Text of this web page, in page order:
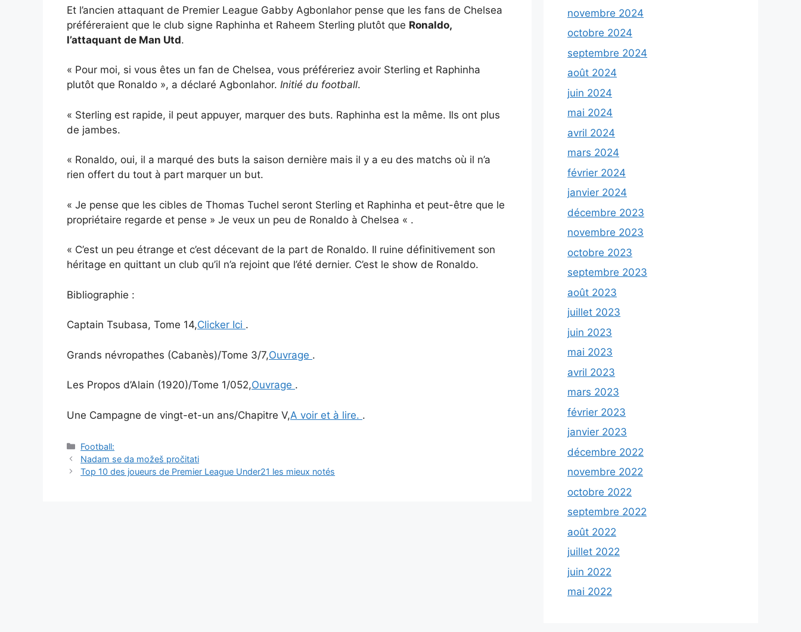
Et l’ancien attaquant de Premier League Gabby Agbonlahor pense que les fans de Chelsea
préféreraient que le club signe Raphinha et Raheem Sterling plutôt que Ronaldo,
l’attaquant de Man Utd.
« Pour moi, si vous êtes un fan de Chelsea, vous préféreriez avoir Sterling et Raphinha
plutôt que Ronaldo », a déclaré Agbonlahor. Initié du football.
« Sterling est rapide, il peut appuyer, marquer des buts. Raphinha est la même. Ils ont plus
de jambes.
« Ronaldo, oui, il a marqué des buts la saison dernière mais il y a eu des matchs où il n’a
rien offert du tout à part marquer un but.
« Je pense que les cibles de Thomas Tuchel seront Sterling et Raphinha et peut-être que le
propriétaire regarde et pense » Je veux un peu de Ronaldo à Chelsea « .
« C’est un peu étrange et c’est décevant de la part de Ronaldo. Il ruine définitivement son
héritage en quittant un club qu’il n’a rejoint que l’été dernier. C’est le show de Ronaldo.
Bibliographie :
Captain Tsubasa, Tome 14,Clicker Ici .
Grands névropathes (Cabanès)/Tome 3/7,Ouvrage .
Les Propos d’Alain (1920)/Tome 1/052,Ouvrage .
Une Campagne de vingt-et-un ans/Chapitre V,A voir et à lire. .
Catégories
Football:
Navigation
des
Nadam se da možeš pročitati
Top 10 des joueurs de Premier League Under21 les mieux notés
novembre 2024
octobre 2024
septembre 2024
août 2024
juin 2024
mai 2024
avril 2024
mars 2024
février 2024
janvier 2024
décembre 2023
novembre 2023
octobre 2023
septembre 2023
août 2023
juillet 2023
juin 2023
mai 2023
avril 2023
mars 2023
février 2023
janvier 2023
décembre 2022
novembre 2022
octobre 2022
septembre 2022
août 2022
juillet 2022
juin 2022
mai 2022